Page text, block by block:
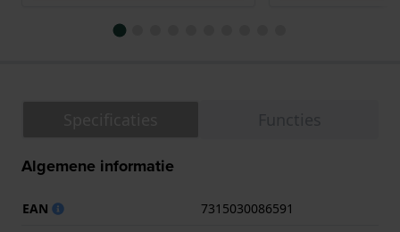
Algemene informatie
EAN
7315030086591